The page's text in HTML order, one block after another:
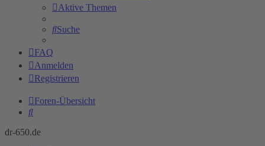
Aktive Themen
Suche
FAQ
Anmelden
Registrieren
Foren-Übersicht
Suche
dr-650.de